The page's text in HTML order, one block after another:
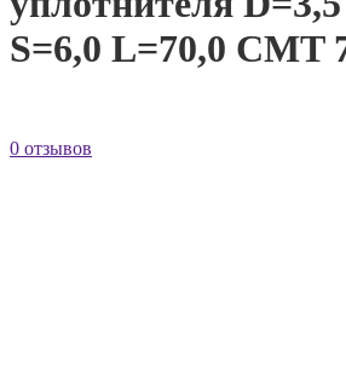
S=6,0 L=70,0 CMT
0 отзывов